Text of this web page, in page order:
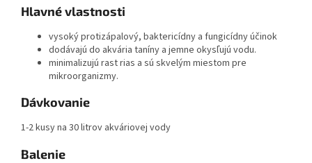
Hlavné vlastnosti
vysoký protizápalový, baktericídny a fungicídny účinok
dodávajú do akvária taníny a jemne okysľujú vodu.
minimalizujú rast rias a sú skvelým miestom pre
mikroorganizmy.
Dávkovanie
1-2 kusy na 30 litrov akváriovej vody
Balenie